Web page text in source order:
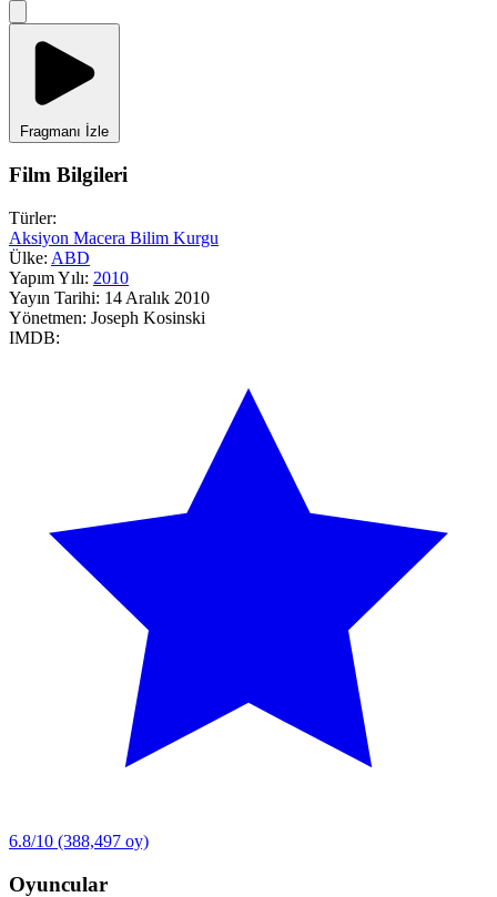
Fragmanı İzle
Film Bilgileri
Türler:
Aksiyon Macera Bilim Kurgu
Ülke: ABD
Yapım Yılı: 2010
Yayın Tarihi: 14 Aralık 2010
Yönetmen: Joseph Kosinski
IMDB:
6.8/10 (388,497 oy)
Oyuncular